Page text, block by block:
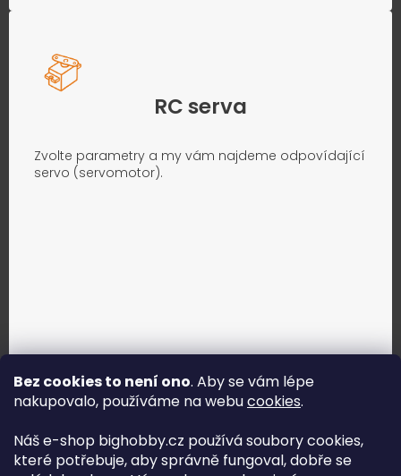
Bez cookies to není ono. Aby se vám lépe
nakupovalo, používáme na webucookies.
Náš e-shop bighobby.cz používá soubory cookies,
které potřebuje, aby správně fungoval, dobře se
RC serva
Zvolte parametry a my vám najdeme odpovídající
servo (servomotor).
Jak vybrat správné servo?
Najít správné servo